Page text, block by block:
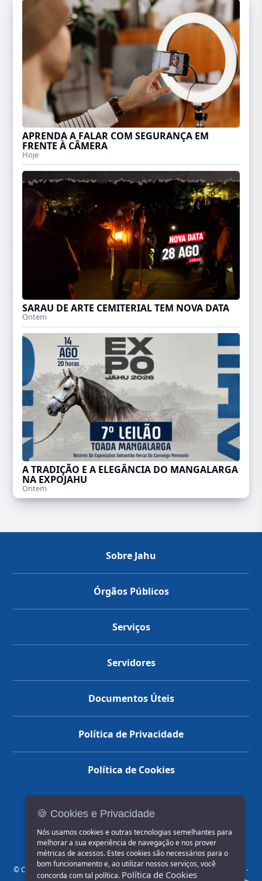
APRENDA A FALAR COM SEGURANÇA EM
FRENTE À CÂMERA
Hoje
SARAU DE ARTE CEMITERIAL TEM NOVA DATA
Ontem
A TRADIÇÃO E A ELEGÂNCIA DO MANGALARGA
NA EXPOJAHU
Ontem
Sobre Jahu
Órgãos Públicos
Serviços
Servidores
Documentos Úteis
Política de Privacidade
Política de Cookies
© COPYRIGHT 2026, Prefeitura Municipal de Jahu | Rua Paissandu, 444 -
🍪 Cookies e Privacidade
Nós usamos cookies e outras tecnologias semelhantes para
melhorar a sua experiência de navegação e nos prover
métricas de acessos. Estes cookies são necessários para o
bom funcionamento e, ao utilizar nossos serviços, você
concorda com tal política. Política de Cookies